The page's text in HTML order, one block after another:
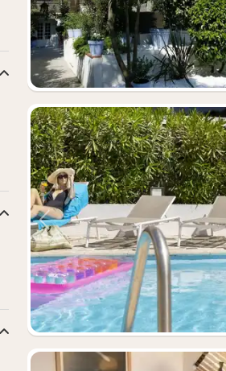
Vorheriges Bild